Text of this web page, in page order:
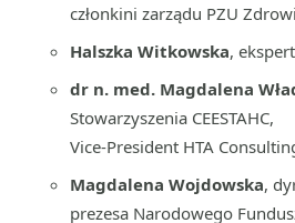
członkini zarządu PZU
Halszka Witkowska,
dr n. med. Magdalena
Stowarzyszenia CEESTAHC,
Vice-President HTA
Magdalena Wojdowska,
prezesa Narodowego